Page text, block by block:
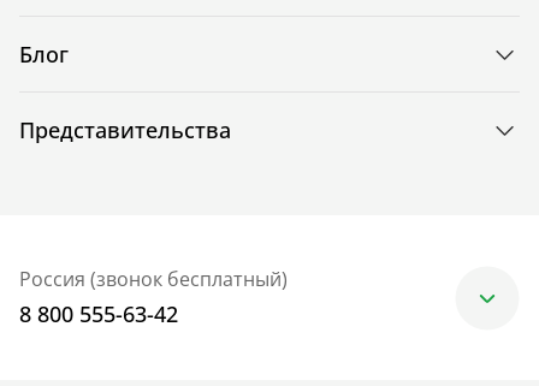
Блог
Представительства
Россия (звонок бесплатный)
8 800 555-63-42